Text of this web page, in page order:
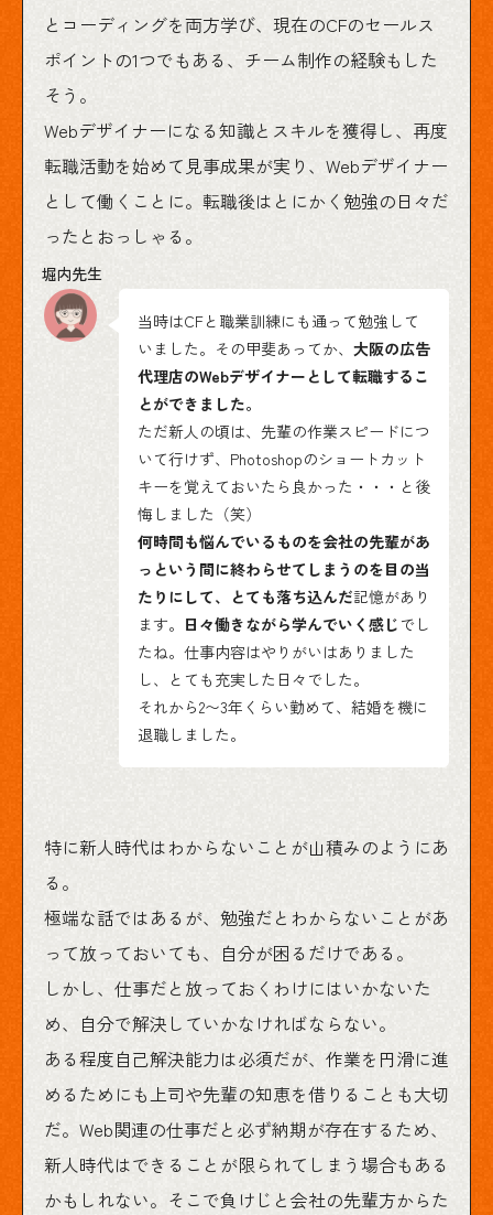
とコーディングを両方学び、現在のCFのセールス
ポイントの1つでもある、チーム制作の経験もした
そう。
Webデザイナーになる知識とスキルを獲得し、再度
転職活動を始めて見事成果が実り、Webデザイナー
として働くことに。転職後はとにかく勉強の日々だ
ったとおっしゃる。
当時はCFと職業訓練にも通って勉強して
いました。その甲斐あってか、 大阪の広告
代理店のWebデザイナーとして転職するこ
とができました。
ただ新人の頃は、先輩の作業スピードにつ
いて行けず、Photoshopのショートカット
キーを覚えておいたら良かった・・・と後
悔しました（笑）
何時間も悩んでいるものを会社の先輩があ
っという間に終わらせてしまうのを目の当
たりにして、とても落ち込んだ記憶があり
ます。 日々働きながら学んでいく感じ でし
たね。仕事内容はやりがいはありました
し、とても充実した日々でした。
それから2〜3年くらい勤めて、結婚を機に
退職しました。
特に新人時代はわからないことが山積みのようにあ
る。
極端な話ではあるが、勉強だとわからないことがあ
って放っておいても、自分が困るだけである。
しかし、仕事だと放っておくわけにはいかないた
め、自分で解決していかなければならない。
ある程度自己解決能力は必須だが、作業を円滑に進
めるためにも上司や先輩の知恵を借りることも大切
だ。Web関連の仕事だと必ず納期が存在するため、
新人時代はできることが限られてしまう場合もある
かもしれない。そこで負けじと会社の先輩方からた